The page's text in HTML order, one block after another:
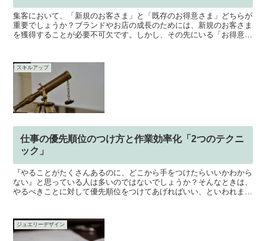
集客において、「新規のお客さま」と「既存のお得意さま」どちらが
重要でしょうか？ブランドやお店の成長のためには、新規のお客さま
を獲得することが必要不可欠です。しかし、その先にいる「お得意さ
スキルアップ
仕事の優先順位のつけ方と作業効率化「2つのテクニ
ック」
『やることがたくさんあるのに、どこから手をつけたらいいかわから
ない』と思っている人は多いのではないでしょうか？そんなときは、
やるべきことに対して優先順位をつけてあげればいい、といわれま
ジュエリーデザイン